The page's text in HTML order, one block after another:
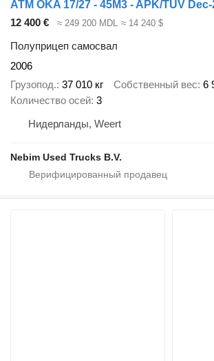
ATM OKA 17/27 - 45M3 - APK/TUV
12 400 €
≈ 249 200 MDL ≈ 14 240 $
Полуприцеп самосвал
2006
Грузопод. 37 010 кг Собственный вес 6
Количество осей 3
Нидерланды, Weert
Nebim Used Trucks B.V.